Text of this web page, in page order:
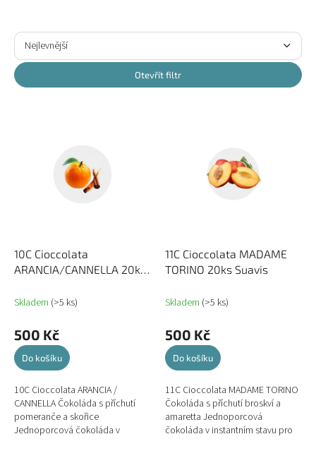
Ř
z
e
n
Nejlevnější
Otevřít filtr
u
k
t
ů
10C Cioccolata
ARANCIA/CANNELLA 20ks
Skladem (>5 ks)
500 Kč
Do košíku
10C Cioccolata ARANCIA /
CANNELLA Čokoláda s příchutí
pomeranče a skořice
Jednoporcová čokoláda v
11C Cioccolata MADAME
TORINO 20ks Suavis
Skladem (>5 ks)
500 Kč
Do košíku
11C Cioccolata MADAME TORINO
Čokoláda s příchutí broskví a
amaretta Jednoporcová
čokoláda v instantním stavu pro